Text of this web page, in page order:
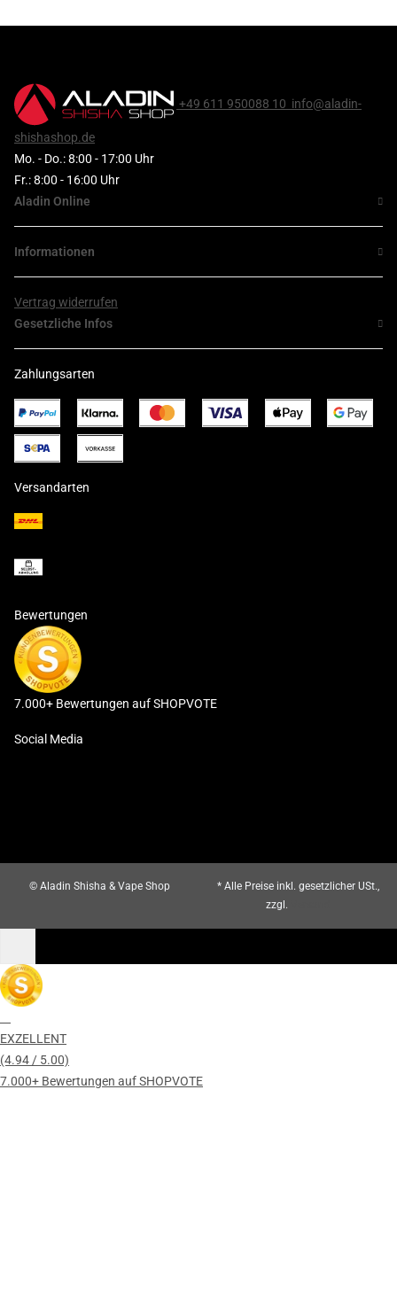
+49 611 950088 10 info@aladin-
shishashop.de
Mo. - Do.: 8:00 - 17:00 Uhr
Fr.: 8:00 - 16:00 Uhr
Aladin Online
Informationen
Vertrag widerrufen
Gesetzliche Infos
Zahlungsarten
Versandarten
Bewertungen
7.000+ Bewertungen auf SHOPVOTE
Social Media
© Aladin Shisha & Vape Shop
* Alle Preise inkl. gesetzlicher USt.,
zzgl.
EXZELLENT
(4.94 / 5.00)
7.000+ Bewertungen auf SHOPVOTE